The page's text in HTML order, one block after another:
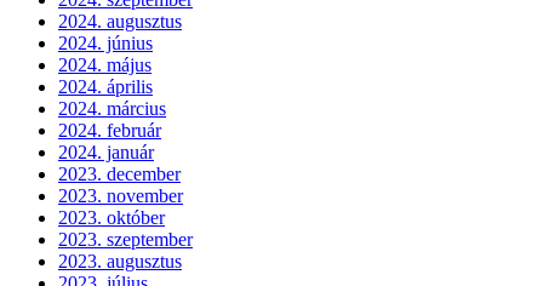
2024. augusztus
2024. június
2024. május
2024. április
2024. március
2024. február
2024. január
2023. december
2023. november
2023. október
2023. szeptember
2023. augusztus